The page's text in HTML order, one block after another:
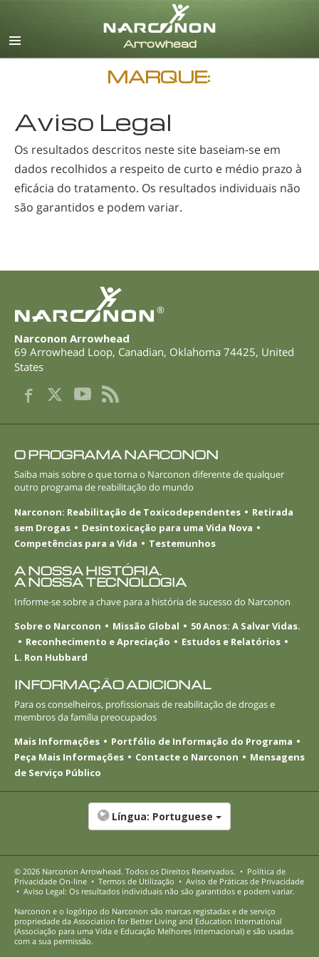
Alemão
Húngaro
Italiano
Japonês
Árabe
MARQUE:
Aviso Legal
Os resultados descritos neste site baseiam-se em
dados recolhidos a respeito de curto e médio prazo à
eficácia do tratamento. Os resultados individuais não
são garantidos e podem variar.
®
Narconon Arrowhead
69 Arrowhead Loop, Canadian, Oklahoma 74425, United
States
O PROGRAMA NARCONON
Saiba mais sobre o que torna o Narconon diferente de qualquer
outro programa de reabilitação do mundo
Narconon: Reabilitação de Toxicodependentes
Retirada
sem Drogas
Desintoxicação para uma Vida Nova
Competências para a Vida
Testemunhos
A NOSSA HISTÓRIA.
A NOSSA TECNOLOGIA
Informe-sesobre a chave para a história de sucesso do Narconon
Sobre o Narconon
Missão Global
50 Anos: A Salvar Vidas.
Reconhecimento e Apreciação
Estudos e Relatórios
L. Ron Hubbard
INFORMAÇÃO ADICIONAL
Para os conselheiros, profissionais de reabilitação de drogas e
membros da família preocupados
Mais Informações
Portfólio de Informação do Programa
Peça Mais Informações
Contacte o Narconon
Mensagens
de Serviço Público
Língua: Portuguese
© 2026 Narconon Arrowhead. Todos os Direitos Reservados. • Política de
Privacidade On-line • Termos de Utilização • Aviso de Práticas de Privacidade
• Aviso Legal: Os resultados individuais não são garantidos e podem variar.
Narconon e o logótipo do Narconon são marcas registadas e de serviço
propriedade da Association for Better Living and Education International
(Associação para uma Vida e Educação Melhores Internacional) e são usadas
com a sua permissão.